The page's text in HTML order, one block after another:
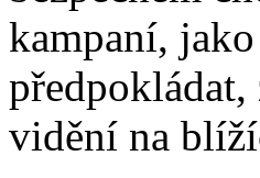
kampaní,
vidění na